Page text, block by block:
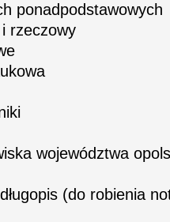
ponadpodstawowych
rzeczowy
województwa
(do robienia